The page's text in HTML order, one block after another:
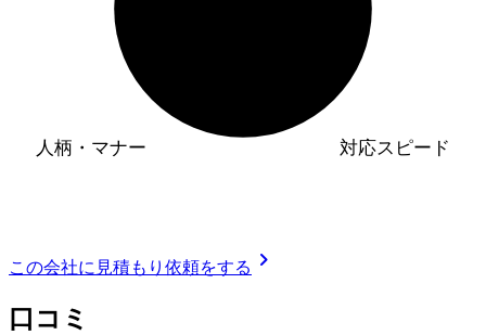
対応スピード
人柄・マナー
この会社に見積もり依頼をする chevron_right
口コミ